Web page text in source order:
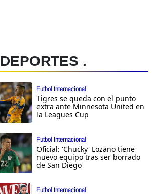
DEPORTES .
Futbol Internacional
Tigres se queda con el punto
extra ante Minnesota United en
la Leagues Cup
Futbol Internacional
Oficial: 'Chucky' Lozano tiene
nuevo equipo tras ser borrado
de San Diego
Futbol Internacional